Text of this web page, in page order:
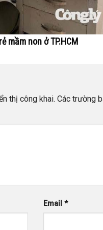
mầm non ở TP.HCM
thị công khai. Các trường
Email *